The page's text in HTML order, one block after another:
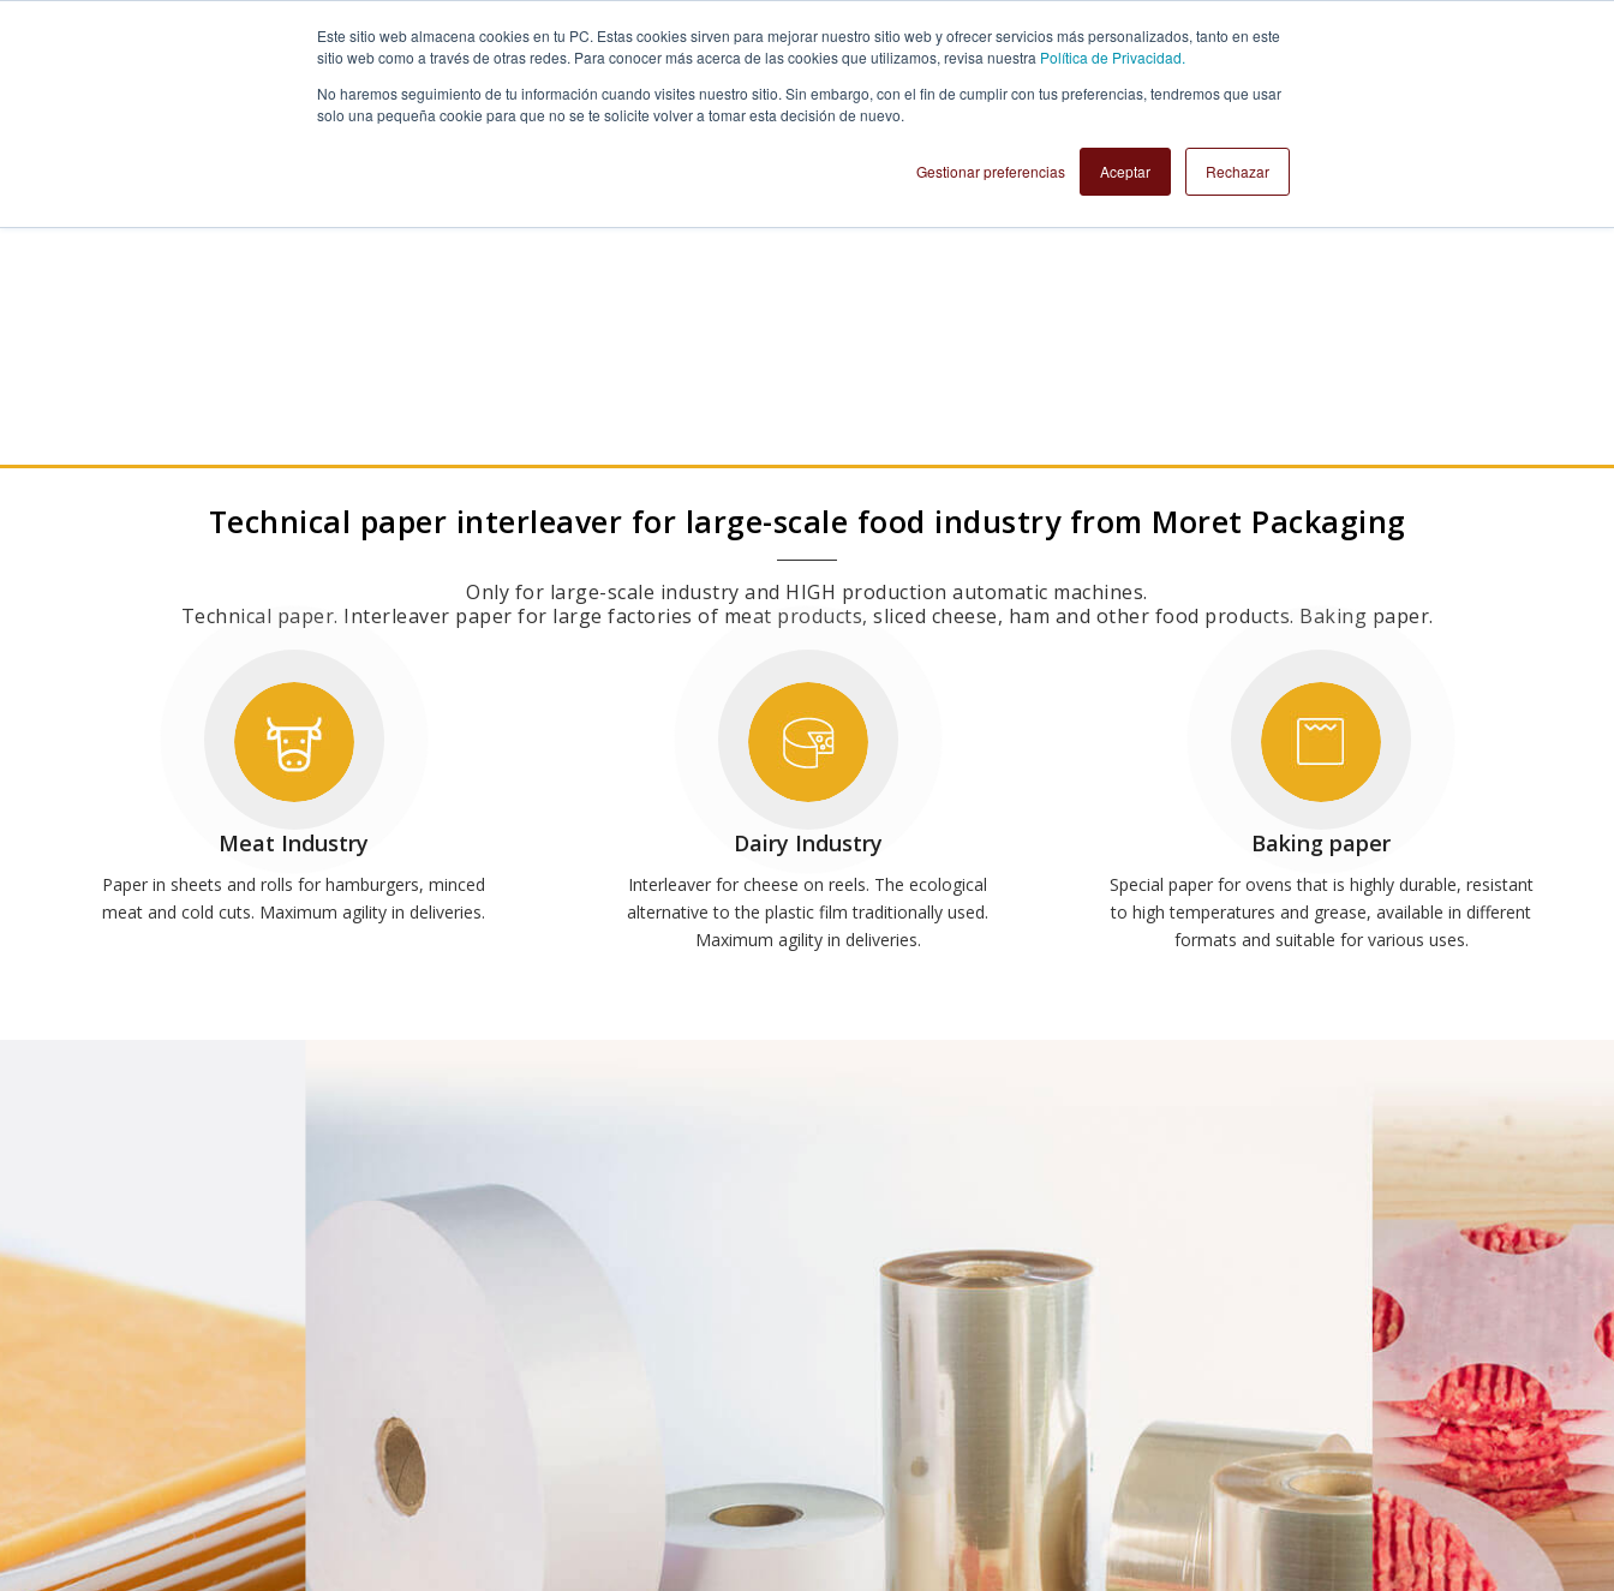
Este sitio web almacena cookies en tu PC. Estas cookies sirven para mejorar nuestro sitio web y ofrecer servicios más personalizados, tanto en este
sitio web como a través de otras redes. Para conocer más acerca de las cookies que utilizamos, revisa nuestra Política de Privacidad.
No haremos seguimiento de tu información cuando visites nuestro sitio. Sin embargo, con el fin de cumplir con tus preferencias, tendremos que usar
solo una pequeña cookie para que no se te solicite volver a tomar esta decisión de nuevo.
Gestionar preferencias Aceptar Rechazar
HOME PRODUCTS FOOD SAFETY ABOUT US WHERE WE ARE
Technical paper interleaver for large-scale food industry from Moret Packaging
Only for large-scale industry and HIGH production automatic machines.
Technical paper. Interleaver paper for large factories of meat products, sliced cheese, ham and other food products. Baking paper.
Meat Industry
Paper in sheets and rolls for hamburgers, minced
meat and cold cuts. Maximum agility in deliveries.
Dairy Industry
Interleaver for cheese on reels. The ecological
alternative to the plastic film traditionally used.
Maximum agility in deliveries.
Baking paper
Special paper for ovens that is highly durable, resistant
to high temperatures and grease, available in different
formats and suitable for various uses.